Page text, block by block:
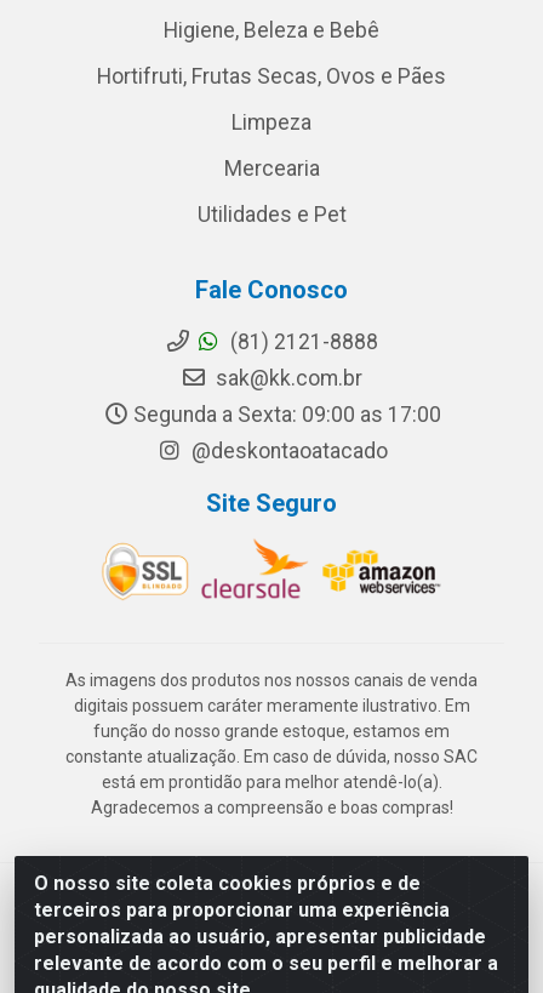
O nosso site coleta cookies próprios e de
terceiros para proporcionar uma experiência
personalizada ao usuário, apresentar publicidade
relevante de acordo com o seu perfil e melhorar a
Higiene, Beleza e Bebê
Hortifruti, Frutas Secas, Ovos e Pães
Limpeza
Mercearia
Utilidades e Pet
Fale Conosco
(81) 2121-8888
sak@kk.com.br
Segunda a Sexta: 09:00 as 17:00
@deskontaoatacado
Site Seguro
As imagens dos produtos nos nossos canais de venda
digitais possuem caráter meramente ilustrativo. Em
função do nosso grande estoque, estamos em
constante atualização. Em caso de dúvida, nosso SAC
está em prontidão para melhor atendê-lo(a).
Agradecemos a compreensão e boas compras!
Deskontão Atacado - Av. Marechal Mascarenhas de Morais, 2471 -
Imbiribeira - Recife/PE - CEP 51.150-001 - CNPJ 24.150.377/0003-
57